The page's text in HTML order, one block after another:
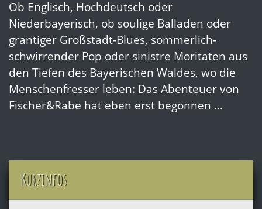
Ob Englisch, Hochdeutsch oder
Niederbayerisch, ob soulige Balladen oder
grantiger Großstadt-Blues, sommerlich-
schwirrender Pop oder sinistre Moritaten aus
den Tiefen des Bayerischen Waldes, wo die
Menschenfresser leben: Das Abenteuer von
Fischer&Rabe hat eben erst begonnen …
Kurzinfos